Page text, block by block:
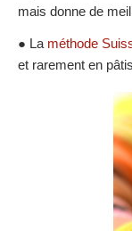
mais donne de
● La méthode
et rarement en